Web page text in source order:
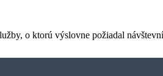
o ktorú výslovne požiadal